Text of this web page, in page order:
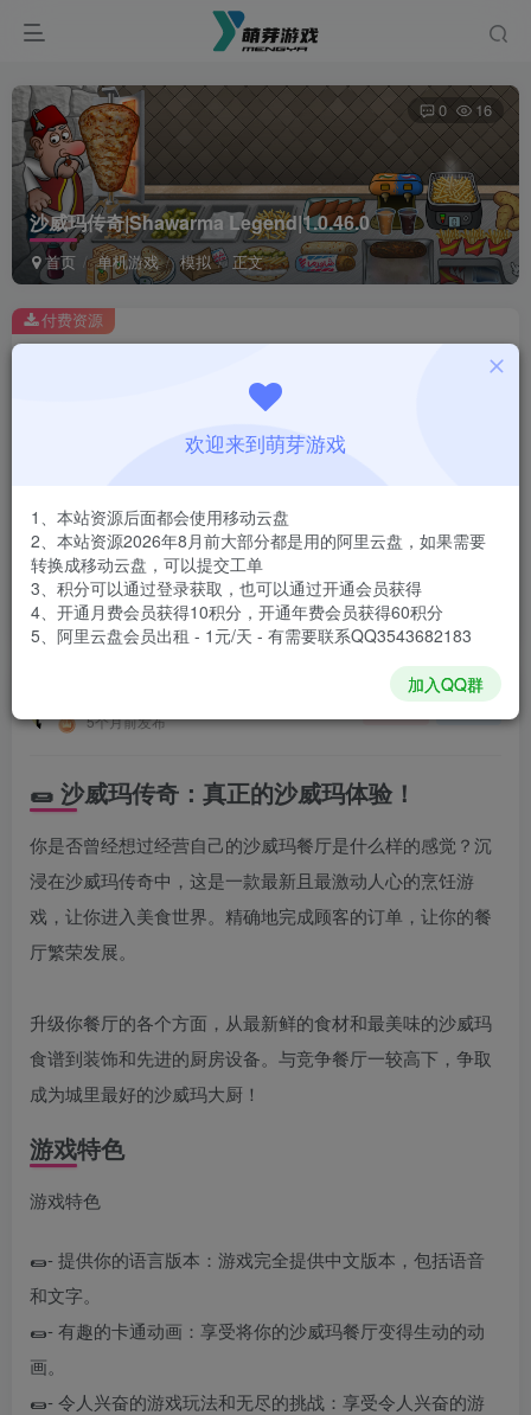
沙威玛传奇|Shawarma Legend|1.0.46.0
首页 单机游戏 模拟 正文
0 16
此内容为付费资源，请付费后查看
￥1
免费
登录购买
安装包大小
游戏本体大小
97.3 MB
付费资源
5个月前发布
🌯 沙威玛传奇：真正的沙威玛体验！
你是否曾经想过经营自己的沙威玛餐厅是什么样的感觉？沉
浸在沙威玛传奇中，这是一款最新且最激动人心的烹饪游
戏，让你进入美食世界。精确地完成顾客的订单，让你的餐
厅繁荣发展。
升级你餐厅的各个方面，从最新鲜的食材和最美味的沙威玛
食谱到装饰和先进的厨房设备。与竞争餐厅一较高下，争取
成为城里最好的沙威玛大厨！
游戏特色
游戏特色
🌯- 提供你的语言版本：游戏完全提供中文版本，包括语音
和文字。
🌯- 有趣的卡通动画：享受将你的沙威玛餐厅变得生动的动
画。
🌯- 令人兴奋的游戏玩法和无尽的挑战：享受令人兴奋的游
欢迎来到萌芽游戏
1、本站资源后面都会使用移动云盘
2、本站资源2026年8月前大部分都是用的阿里云盘，如果需要
转换成移动云盘，可以提交工单
3、积分可以通过登录获取，也可以通过开通会员获得
4、开通月费会员获得10积分，开通年费会员获得60积分
5、阿里云盘会员出租 - 1元/天 - 有需要联系QQ3543682183
加入QQ群